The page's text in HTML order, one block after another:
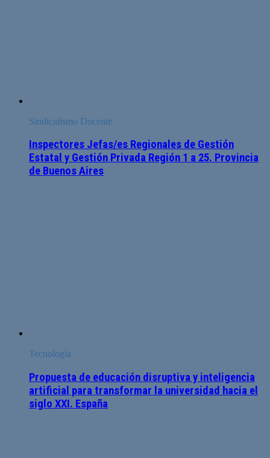
Sindicalismo Docente
Inspectores Jefas/es Regionales de Gestión
Estatal y Gestión Privada Región 1 a 25. Provincia
de Buenos Aires
Tecnología
Propuesta de educación disruptiva y inteligencia
artificial para transformar la universidad hacia el
siglo XXI. España